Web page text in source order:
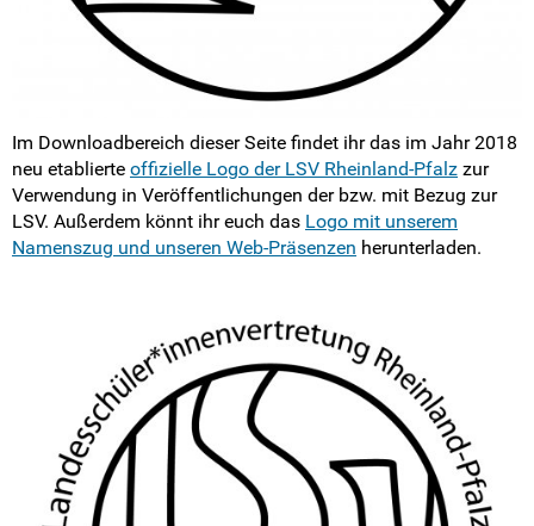
Lichtblick
Merchandise
Pressemitteilungen
Mach mit!
Du hast Recht(e)
Weitersurfen
Termine
Im Downloadbereich dieser Seite findet ihr das im Jahr 2018
neu etablierte offizielle Logo der LSV Rheinland-Pfalz zur
Verwendung in Veröffentlichungen der bzw. mit Bezug zur
LSV. Außerdem könnt ihr euch das Logo mit unserem
Namenszug und unseren Web-Präsenzen herunterladen.